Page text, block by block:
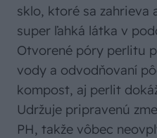
sklo, ktoré sa zahrieva
super ľahká látka v
Otvorené póry perlitu
vody a odvodňovaní
kompost, aj perlit
Udržuje pripravenú
PH, takže vôbec